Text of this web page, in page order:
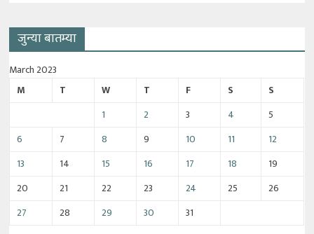
जुन्या बातम्या
March 2023
M
T W T F S
S
1
2 3 4
5
6
7 8 9 10 11
12
13
14 15 16 17 18
19
20
21 22 23 24 25
26
27
28 29 30 31